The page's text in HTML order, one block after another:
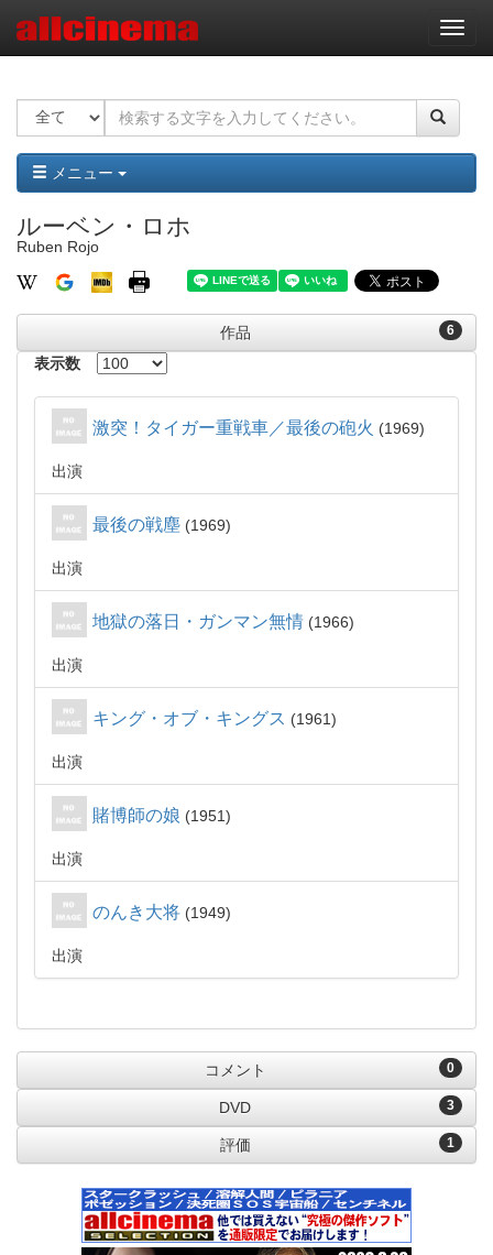
ナ
ビ
ー
ョ
ン
メニュー
ルーベン・ロホ
Ruben Rojo
6
作品
表示数
激突！タイガー重戦車／最後の砲火 1969
出演
最後の戦塵 1969
出演
地獄の落日・ガンマン無情 1966
出演
キング・オブ・キングス 1961
出演
賭博師の娘 1951
出演
のんき大将 1949
出演
0
コメント
3
DVD
1
評価